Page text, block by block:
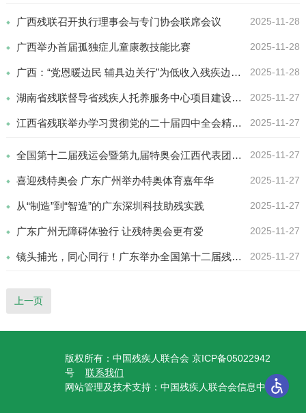
2025-11-28
广西残联召开执行理事会与专门协会联席会议
2025-11-28
广西举办首届孤独症儿童康教技能比赛
2025-11-28
广西：“党恩暖边民 辅具边关行”为低收入残疾边民适配辅具专项行动现场发放辅具仪式在龙州举行
2025-11-27
湖南省残联督导省残疾人托养服务中心项目建设工作
2025-11-27
江西省残联举办学习贯彻党的二十届四中全会精神宣讲报告会
2025-11-27
全国第十二届残运会暨第九届特奥会江西代表团出征授旗仪式在南昌举行
2025-11-27
喜迎残特奥会 广东广州举办特奥体育嘉年华
2025-11-27
从“制造”到“智造”的广东深圳科技助残实践
2025-11-27
广东广州无障碍体验行 让残特奥会更有爱
2025-11-27
镜头捕光，同心同行！广东举办全国第十二届残运会暨第九届特奥会短视频大赛
上一页
版权所有：中国残疾人联合会 京ICP备05022942
号 联系我们
网站管理及技术支持：中国残疾人联合会信息中心